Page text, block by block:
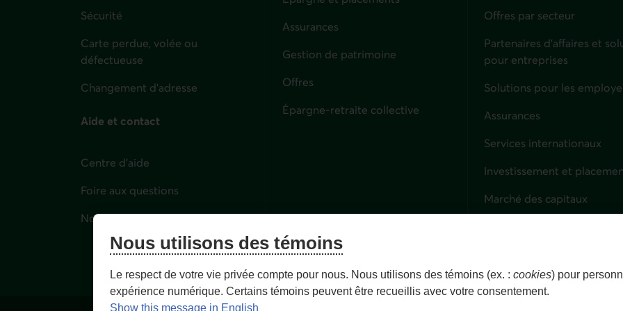
Sécurité
Carte perdue, volée ou
défectueuse
Changement d'adresse
Aide et contact
Centre d'aide
Foire aux questions
Nous joindre
Assurances
Gestion de patrimoine
Offres
Épargne-retraite collective
Offres par secteur
Partenaires d’affaires et
pour entreprises
Solutions pour les
Assurances
Services internationaux
Investissement et
Marché des capitaux
Nous utilisons des témoins
Le respect de votre vie privée compte pour nous. Nous utilisons des témoins (ex. :cookies) pour
expérience numérique. Certains témoins peuvent être recueillis avec votre consentement.
Show this message in English